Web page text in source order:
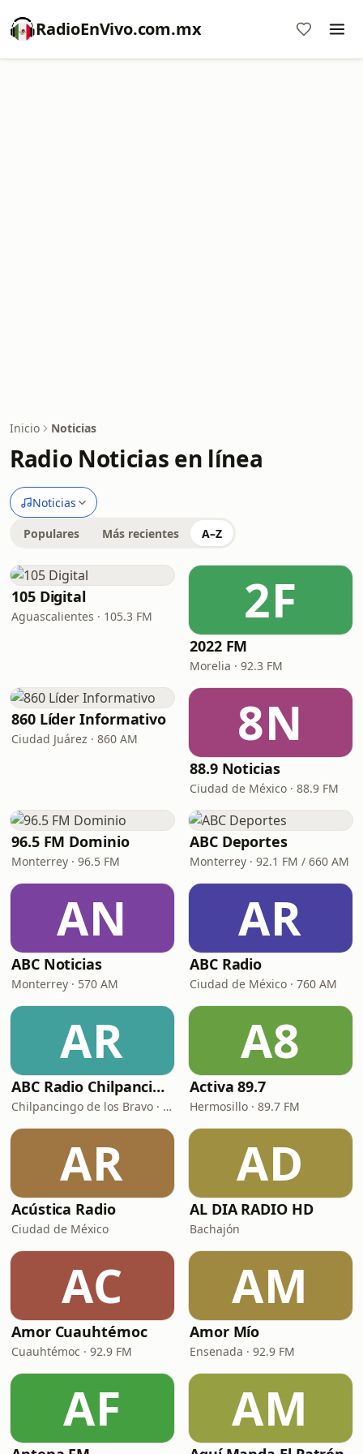
RadioEnVivo.com.mx
Inicio Noticias
Radio Noticias en línea
Noticias
Populares Más recientes A–Z
105 Digital
Aguascalientes · 105.3 FM 2F
2022 FM
Morelia · 92.3 FM
860 Líder Informativo
Ciudad Juárez · 860 AM 8N
88.9 Noticias
Ciudad de México · 88.9 FM
96.5 FM Dominio
Monterrey · 96.5 FM
ABC Deportes
Monterrey · 92.1 FM / 660 AM
AN
ABC Noticias
Monterrey · 570 AM
AR
ABC Radio
Ciudad de México · 760 AM
AR
ABC Radio Chilpancingo - XHEZUM
Chilpancingo de los Bravo · 105.1 FM
A8
Activa 89.7
Hermosillo · 89.7 FM
AR
Acústica Radio
Ciudad de México
AD
AL DIA RADIO HD
Bachajón
AC
Amor Cuauhtémoc
Cuauhtémoc · 92.9 FM
AM
Amor Mío
Ensenada · 92.9 FM
AF AM